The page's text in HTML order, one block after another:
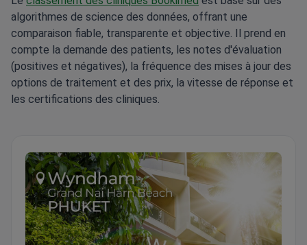
algorithmes de science des données, offrant une
comparaison fiable, transparente et objective. Il prend en
compte la demande des patients, les notes d'évaluation
(positives et négatives), la fréquence des mises à jour des
options de traitement et des prix, la vitesse de réponse et
les certifications des cliniques.